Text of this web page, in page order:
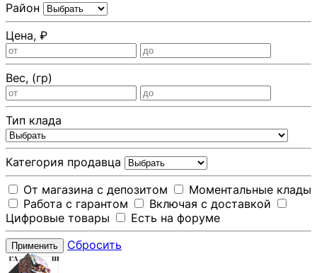
Район
Цена, ₽
Вес, (гр)
Тип клада
Категория продавца
От магазина с депозитом
Моментальные клады
Работа с гарантом
Включая с доставкой
Цифровые товары
Есть на форуме
Применить Сбросить